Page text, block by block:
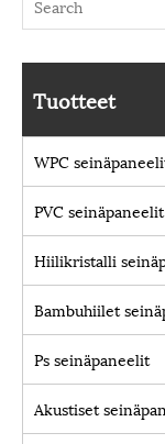
Tuotteet
WPC
PVC seinäpaneelit
Hiilikristalli
Bambuhiilet
Ps seinäpaneelit
Akustiset